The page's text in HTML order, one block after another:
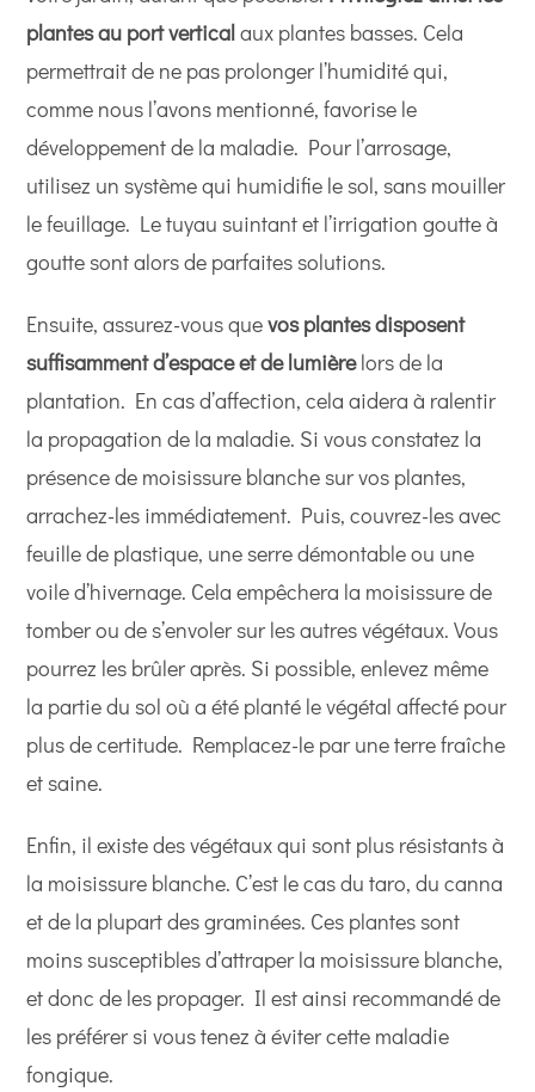
plantes au port verticalaux plantes basses. Cela
permettrait de ne pas prolonger l’humidité qui,
comme nous l’avons mentionné, favorise le
développement de la maladie. Pour l’arrosage,
utilisez un système qui humidifie le sol, sans mouiller
le feuillage. Le tuyau suintant et l’irrigation goutte à
goutte sont alors de parfaites solutions.
Ensuite, assurez-vous quevos plantes disposent
suffisamment d’espace et de lumièrelors de la
plantation. En cas d’affection, cela aidera à ralentir
la propagation de la maladie. Si vous constatez la
présence de moisissure blanche sur vos plantes,
arrachez-les immédiatement. Puis, couvrez-les avec
feuille de plastique, une serre démontable ou une
voile d’hivernage. Cela empêchera la moisissure de
tomber ou de s’envoler sur les autres végétaux. Vous
pourrez les brûler après. Si possible, enlevez même
la partie du sol où a été planté le végétal affecté pour
plus de certitude. Remplacez-le par une terre fraîche
et saine.
Enfin, il existe des végétaux qui sont plus résistants à
la moisissure blanche. C’est le cas du taro, du canna
et de la plupart des graminées. Ces plantes sont
moins susceptibles d’attraper la moisissure blanche,
et donc de les propager. Il est ainsi recommandé de
les préférer si vous tenez à éviter cette maladie
fongique.